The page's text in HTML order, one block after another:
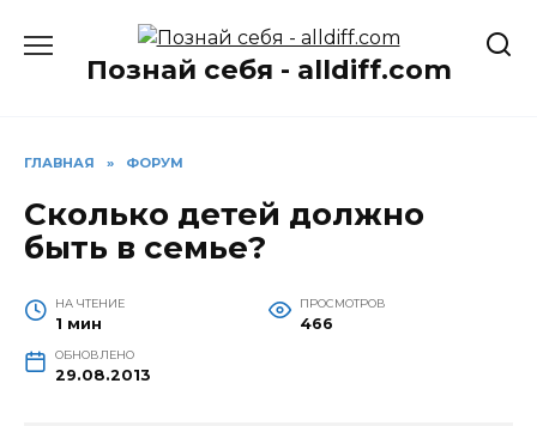
содержаниюПознай себя - alldiff.com
ГЛАВНАЯ » ФОРУМ
Сколько детей должно
быть в семье?
НА ЧТЕНИЕ
1 мин
ПРОСМОТРОВ
466
ОБНОВЛЕНО
29.08.2013